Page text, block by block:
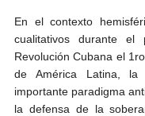
En el contexto
cualitativos durante
Revolución Cubana el
de América Latina, la
importante paradigma
la defensa de la